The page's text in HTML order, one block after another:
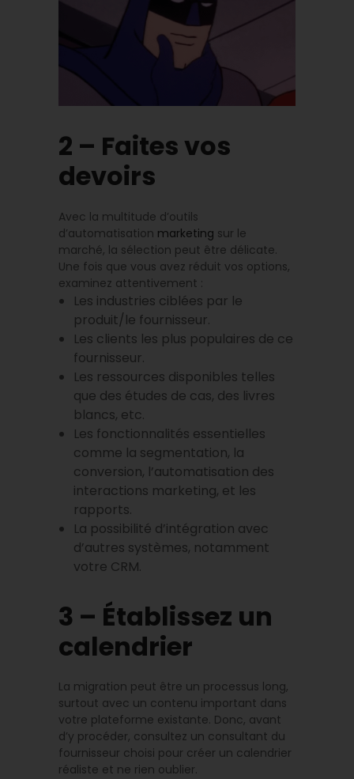
2 – Faites vos
devoirs
Avec la multitude d’outils
d’automatisation marketing sur le
marché, la sélection peut être délicate.
Une fois que vous avez réduit vos options,
examinez attentivement :
Les industries ciblées par le
produit/le fournisseur.
Les clients les plus populaires de ce
fournisseur.
Les ressources disponibles telles
que des études de cas, des livres
blancs, etc.
Les fonctionnalités essentielles
comme la segmentation, la
conversion, l’automatisation des
interactions marketing, et les
rapports.
La possibilité d’intégration avec
d’autres systèmes, notamment
votre CRM.
3 – Établissez un
calendrier
La migration peut être un processus long,
surtout avec un contenu important dans
votre plateforme existante. Donc, avant
d’y procéder, consultez un consultant du
fournisseur choisi pour créer un calendrier
réaliste et ne rien oublier.